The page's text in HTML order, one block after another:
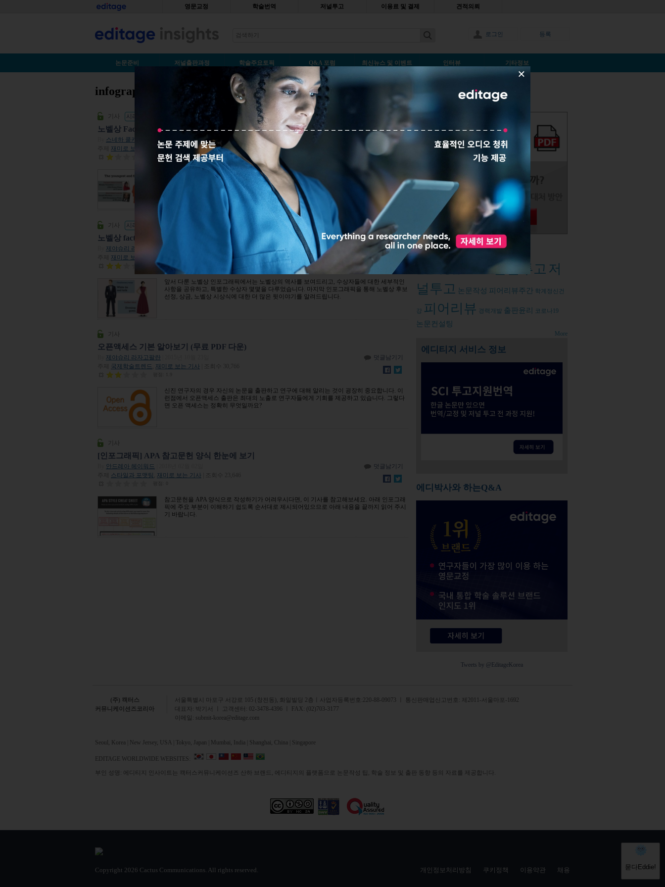
홈 영문교정 학술번역 저널투고 이용료 및 결제 견적의뢰
로그인 등록
논문준비 저널출판과정 학술주요토픽 Q&A 포럼 최신뉴스 및 이벤트 인터뷰 기타정보
You are here
infographics
시리즈 보기 - 2015 노벨상
노벨상 Facts Part 3: 재미로 보는 노벨상 이야기
스네하 쿨카니 | 2015년 10월 08일
덧글남기기
재미로 보는 기사 | 조회수 20,142
평점:1
이제 노벨상에 관한 기본적인 사실들을 알았으니, 노벨상에 관해 잘 알려지지 않은 뒷이야기를
알아볼 시간입니다. 최고령 수상자, 최연소 수상자는 각각 누구일까요? 노벨상 수상자들은 어
떤 언어권의 사람이었을까요? 노벨상 수상을 거부한 사람도 있을까요? 인포그래픽을 통해 알
시리즈 보기 - 2015 노벨상
노벨상 facts part 4: 노벨상에 숨은 뒷이야기
제야슈리 라자고팔란
덧글남기기
재미로 보는 기사 | 조회수 16,832
평점:1.7
앞서 다룬 노벨상 인포그래픽에서는 노벨상의 역사를 보여드리고, 수상자들에 대한 세부적인
사항을 공유하고, 특별한 수상자 몇몇을 다루었습니다. 마지막 인포그래픽을 통해 노벨상 후보
선정, 상금, 노벨상 시상식에 대한 더 많은 뒷이야기를 알려드립니다.
오픈액세스 기본 알아보기 (무료 PDF 다운)
제야슈리 라자고팔란
덧글남기기
국제학술트렌드 재미로 보는 기사
신진 연구자의 경우 자신의 논문을 출판하고 연구에 대해 알리는 것이 굉장히 중요합니다. 이
런점에서 오픈액세스 출판은 최대의 노출로 연구자들에게 기회를 제공하고 있습니다. 그렇다
면 오픈 액세스는 정확히 무엇일까요?
[인포그래픽] APA 참고문헌 양식 한눈에 보기
안드레아 헤이워드
덧글남기기
스타일과 포맷팅 재미로 보는 기사
참고문헌을 APA 양식으로 작성하기가 어려우시다면, 이 기사를 참고해보세요. 아래 인포그래
픽에 주요 부분이 이해하기 쉽도록 순서대로 제시되어있으므로 아래 내용을 끝까지 읽어 주시
기 바랍니다.
Related tags
논문투고 저
널투고 논문작성 피어리뷰주간 학계정신건
강 피어리뷰 경력개발 출판윤리 코로나19
논문컨설팅
More
에디티지 서비스 정보
에디박사와 하는Q&A
Tweets by @EditageKorea
(주) 캑터스
커뮤니케이션즈코리아
서 울특별시 마포구 서강로 105 (창전동), 화일빌딩 2 층
ㅣ사업자등록번호:220-88-09073 ㅣ 통신판매업신고번호: 제2011-서울마포-1692
대표자: 박기서 ㅣ 고객센터:
02-3478-4396 ㅣ FAX: (02)703-3177
이메일: submit-korea@editage.com
Seoul, Korea | New Jersey, USA | Tokyo, Japan | Mumbai, India | Shanghai, China | Singapore
EDITAGE WORLDWIDE WEBSITES:
부인 성명: 에디티지 인사이트는 캑터스커뮤니케이션즈 산하 브랜드, 에디티지의 플랫폼으로 논문작성 팁, 학술 정보 및 출판 동향 등의 자료를 제공합니다.
×
Copyright 2026 Cactus Communications. All rights reserved. 개인정보처리방침 쿠키정책 이용약관 채용